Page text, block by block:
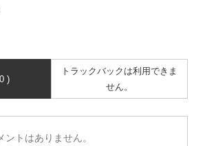
)
トラックバックは利用できま
せん。
ントはありません。